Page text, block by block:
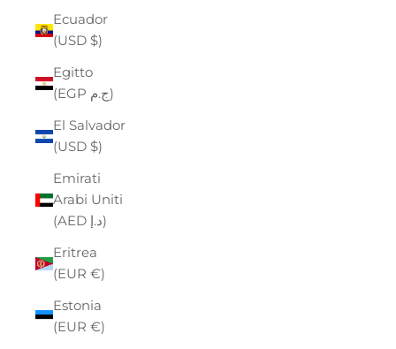
Ecuador
(USD $)
Egitto
(EGP ج.م)
El Salvador
(USD $)
Emirati
Arabi Uniti
(AED د.إ)
Eritrea
(EUR €)
Estonia
(EUR €)